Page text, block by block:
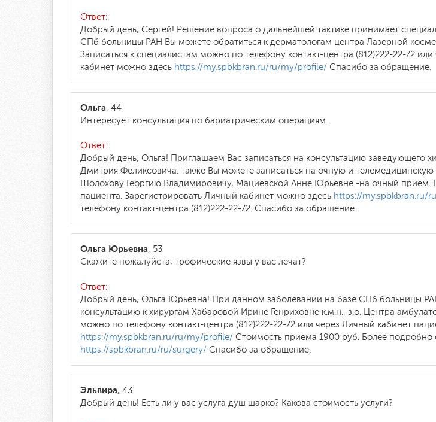
Ответ:
Добрый день, Сергей! Решение вопроса о дальнейшей тактике принимает
СПб больницы РАН Вы можете обратиться к дерматологам центра Лазерной
Записаться к специалистам можно по телефону контакт-центра (812)222-22-72
кабинет можно здесь https://my.spbkbran.ru/ru/my/profile/ Спасибо за обращение.
Ольга, 44
Интересует консультация по бариатрическим операциям.
Ответ:
Добрый день, Ольга! Приглашаем Вас записаться на консультацию заведующего
Дмитрия Феликсовича. также Вы можете записаться на очную и
Шолохову Георгию Владимировичу, Мациевской Анне Юрьевне -на очный прием.
пациента. Зарегистрировать Личный кабинет можно здесь https://my.spbkbran.ru/
телефону контакт-центра (812)222-22-72. Спасибо за обращение.
Ольга Юрьевна, 53
Скажите пожалуйста, трофические язвы у вас лечат?
Ответ:
Добрый день, Ольга Юрьевна! При данном заболевании на базе СПб больницы
консультацию к хирургам Хабаровой Ирине Генриховне к.м.н., з.о. Центра
можно по телефону контакт-центра (812)222-22-72 или через Личный кабинет
https://my.spbkbran.ru/ru/my/profile/ Стоимость приема 1900 руб. Более
https://spbkbran.ru/ru/surgery/ Спасибо за обращение.
Эльвира, 43
Добрый день! Есть ли у вас услуга душ шарко? Какова стоимость услуги?